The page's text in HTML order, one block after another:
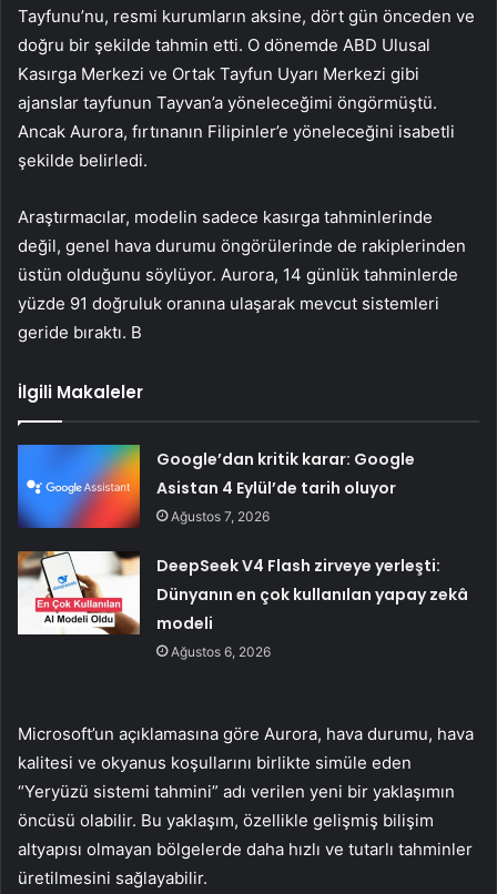
Tayfunu’nu, resmi kurumların aksine, dört gün önceden ve
doğru bir şekilde tahmin etti. O dönemde ABD Ulusal
Kasırga Merkezi ve Ortak Tayfun Uyarı Merkezi gibi
ajanslar tayfunun Tayvan’a yöneleceğimi öngörmüştü.
Ancak Aurora, fırtınanın Filipinler’e yöneleceğini isabetli
şekilde belirledi.
Araştırmacılar, modelin sadece kasırga tahminlerinde
değil, genel hava durumu öngörülerinde de rakiplerinden
üstün olduğunu söylüyor. Aurora, 14 günlük tahminlerde
yüzde 91 doğruluk oranına ulaşarak mevcut sistemleri
geride bıraktı. B
İlgili Makaleler
Google’dan kritik karar: Google
Asistan 4 Eylül’de tarih oluyor
Ağustos 7, 2026
DeepSeek V4 Flash zirveye yerleşti:
Dünyanın en çok kullanılan yapay zekâ
modeli
Ağustos 6, 2026
Microsoft’un açıklamasına göre Aurora, hava durumu, hava
kalitesi ve okyanus koşullarını birlikte simüle eden
“Yeryüzü sistemi tahmini” adı verilen yeni bir yaklaşımın
öncüsü olabilir. Bu yaklaşım, özellikle gelişmiş bilişim
altyapısı olmayan bölgelerde daha hızlı ve tutarlı tahminler
üretilmesini sağlayabilir.